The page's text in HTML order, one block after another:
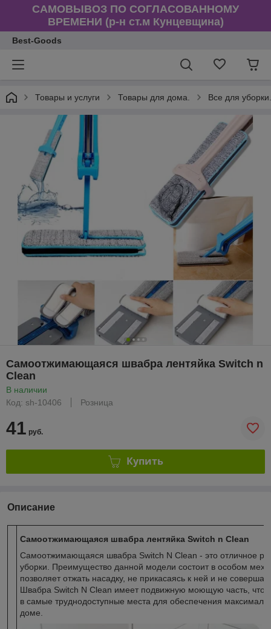
САМОВЫВОЗ ПО СОГЛАСОВАННОМУ
ВРЕМЕНИ (р-н ст.м Кунцевщина)
Best-Goods
Товары и услуги Товары для дома. Все для уборки.
Самоотжимающаяся швабра лентяйка Switch n
Clean
В наличии
Код: sh-10406
Розница
41 руб.
Купить
Описание
Самоотжимающаяся швабра лентяйка Switch n Clean
Самоотжимающаяся швабра Switch N Clean - это отличное
уборки. Преимущество данной модели состоит в особом
позволяет отжать насадку, не прикасаясь к ней и не
Швабра Switch N Clean имеет подвижную моющую часть, что
в самые труднодоступные места для обеспечения
доме.